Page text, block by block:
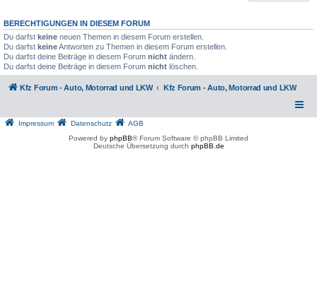
BERECHTIGUNGEN IN DIESEM FORUM
Du darfst keine neuen Themen in diesem Forum erstellen.
Du darfst keineAntworten zu Themen in diesem Forum erstellen.
Du darfst deine Beiträge in diesem Forum nicht ändern.
Du darfst deine Beiträge in diesem Forum nicht löschen.
Kfz Forum - Auto, Motorrad und LKW Kfz Forum - Auto, Motorrad und LKW
Impressum Datenschutz
AGB
Powered by phpBB® Forum Software © phpBB Limited
Deutsche Übersetzung durch phpBB.de